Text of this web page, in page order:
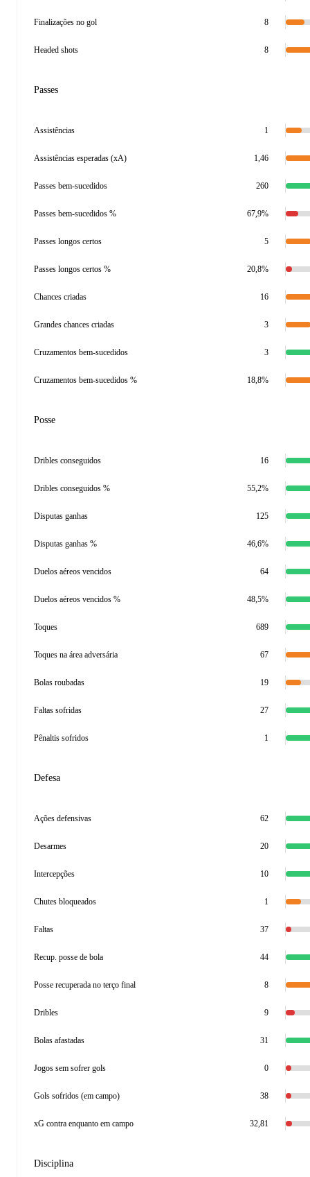
Finalizações no gol 8
Headed shots 8
Passes
Assistências 1
Assistências esperadas (xA) 1,46
Passes bem-sucedidos 260
Passes bem-sucedidos % 67,9%
Passes longos certos 5
Passes longos certos % 20,8%
Chances criadas 16
Grandes chances criadas 3
Cruzamentos bem-sucedidos 3
Cruzamentos bem-sucedidos % 18,8%
Posse
Dribles conseguidos 16
Dribles conseguidos % 55,2%
Disputas ganhas 125
Disputas ganhas % 46,6%
Duelos aéreos vencidos 64
Duelos aéreos vencidos % 48,5%
Toques 689
Toques na área adversária 67
Bolas roubadas 19
Faltas sofridas 27
Pênaltis sofridos 1
Defesa
Ações defensivas 62
Desarmes 20
Intercepções 10
Chutes bloqueados 1
Faltas 37
Recup. posse de bola 44
Posse recuperada no terço final 8
Dribles 9
Bolas afastadas 31
Jogos sem sofrer gols 0
Gols sofridos (em campo) 38
xG contra enquanto em campo 32,81
Disciplina